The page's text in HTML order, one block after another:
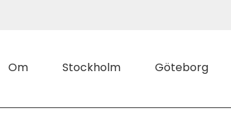
Om Stockholm Göteborg